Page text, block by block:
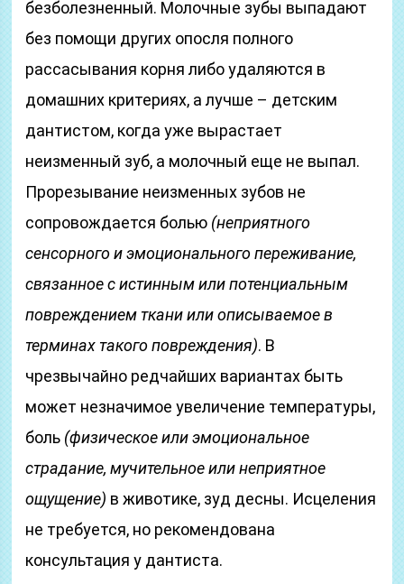
безболезненный. Молочные зубы выпадают
без помощи других опосля полного
рассасывания корня либо удаляются в
домашних критериях, а лучше – детским
дантистом, когда уже вырастает
неизменный зуб, а молочный еще не выпал.
Прорезывание неизменных зубов не
сопровождается болью (неприятного
сенсорного и эмоционального переживание,
связанное с истинным или потенциальным
повреждением ткани или описываемое в
терминах такого повреждения). В
чрезвычайно редчайших вариантах быть
может незначимое увеличение температуры,
боль (физическое или эмоциональное
страдание, мучительное или неприятное
ощущение) в животике, зуд десны. Исцеления
не требуется, но рекомендована
консультация у дантиста.